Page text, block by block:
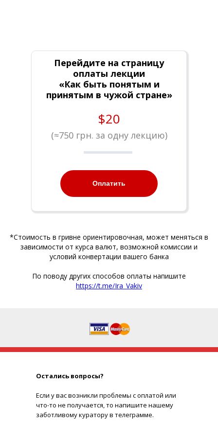
Перейдите на страницу
оплаты лекции
«Как быть понятым и
принятым в чужой стране»
$20
(≈750 грн. за одну лекцию)
Оплатить
*Стоимость в гривне ориентировочная, может меняться в
зависимости от курса валют, возможной комиссии и
условий конвертации вашего банка
По поводу других способов оплаты напишите
https://t.me/Ira_Vakiv
Остались вопросы?
Если у вас возникли проблемы с оплатой или
что-то не получается, то напишите нашему
заботливому куратору в телеграмме.